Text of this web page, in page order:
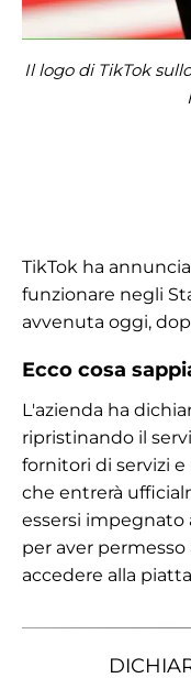
Il logo di TikTok
TikTok ha
funzionare negli
avvenuta oggi,
Ecco cosa
L'azienda ha
ripristinando il
fornitori di servizi
che entrerà
essersi impegnato
per aver
accedere alla